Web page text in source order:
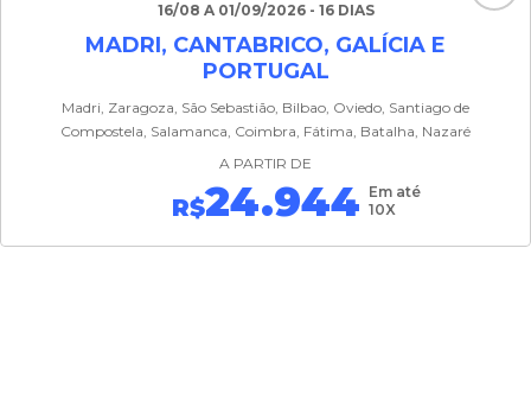
16/08 A 01/09/2026 - 16 DIAS
MADRI, CANTABRICO, GALÍCIA E
PORTUGAL
Madri, Zaragoza, São Sebastião, Bilbao, Oviedo, Santiago de
Compostela, Salamanca, Coimbra, Fátima, Batalha, Nazaré
A PARTIR DE
R$24.944 Em até
10X